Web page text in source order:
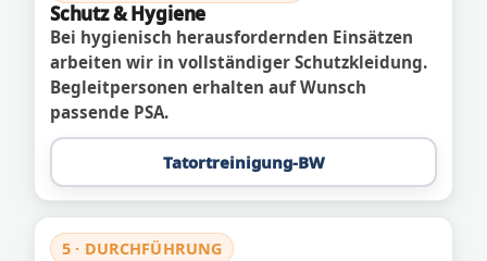
Schutz & Hygiene
Bei hygienisch herausfordernden Einsätzen
arbeiten wir in vollständiger Schutzkleidung.
Begleitpersonen erhalten auf Wunsch
passende PSA.
Tatortreinigung-BW
5 · DURCHFÜHRUNG